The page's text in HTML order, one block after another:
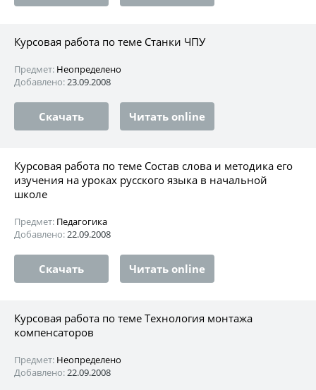
Курсовая работа по теме Станки ЧПУ
Предмет: Неопределено
Добавлено:23.09.2008
Скачать Читать online
Курсовая работа по теме Состав слова и методика его
изучения на уроках русского языка в начальной
школе
Предмет: Педагогика
Добавлено:22.09.2008
Скачать Читать online
Курсовая работа по теме Технология монтажа
компенсаторов
Предмет: Неопределено
Добавлено:22.09.2008